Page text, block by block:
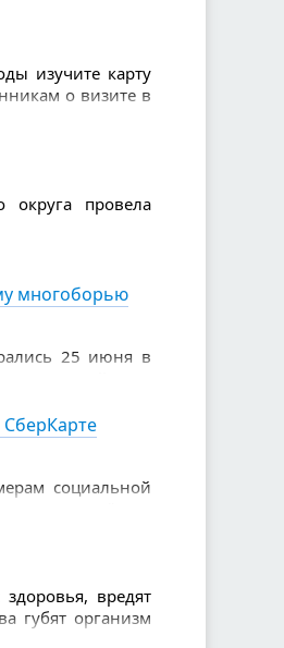
изучите карту
о визите в
собой с запасом
нож, фонарик.
округа провела
многоборью
25 июня в
социальной
владельцев
вредят
губят организм